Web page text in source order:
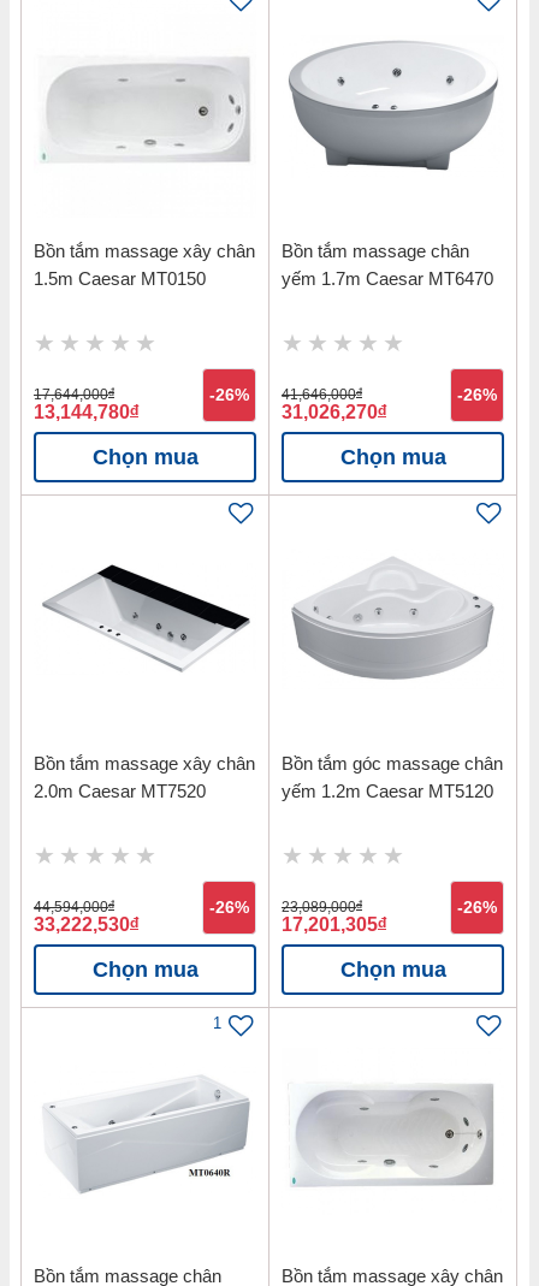
Bồn tắm massage xây chân
1.5m Caesar MT0150
17,644,000đ
13,144,780đ
-26%
Chọn mua
Bồn tắm massage chân
yếm 1.7m Caesar MT6470
41,646,000đ
31,026,270đ
-26%
Chọn mua
Bồn tắm massage xây chân
2.0m Caesar MT7520
44,594,000đ
33,222,530đ
-26%
Chọn mua
Bồn tắm góc massage chân
yếm 1.2m Caesar MT5120
23,089,000đ
17,201,305đ
-26%
Chọn mua
1
Bồn tắm massage chân Bồn tắm massage xây chân